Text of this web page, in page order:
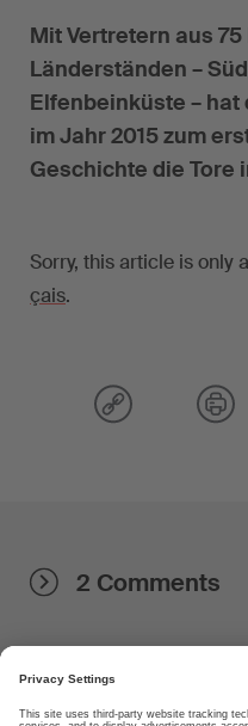
Mit Vertretern aus
Länderständen –
Elfenbeinküste –
im Jahr 2015 zum
Geschichte die Tore
Sorry, this article is only
çais.
2 Comments